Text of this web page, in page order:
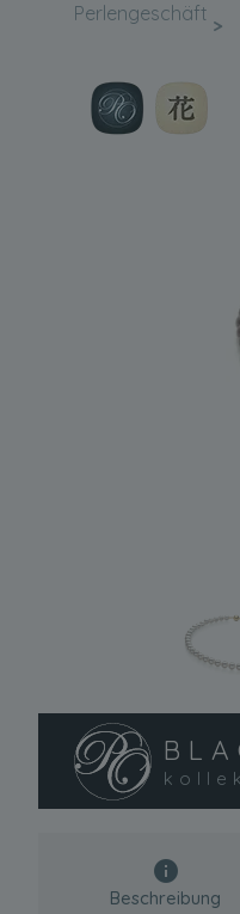
Perlengeschäft >
Beschreibung